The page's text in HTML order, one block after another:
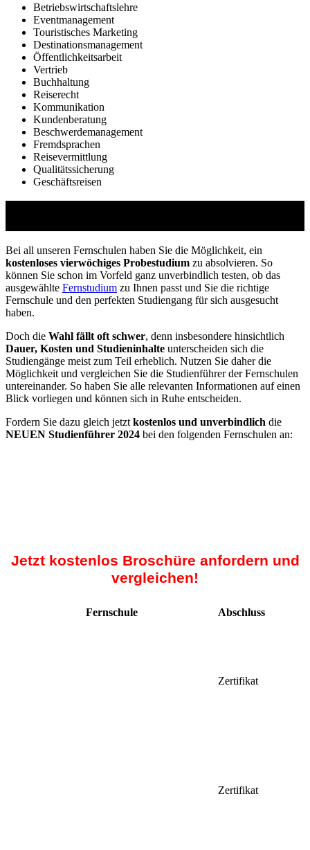
Betriebswirtschaftslehre
Eventmanagement
Touristisches Marketing
Destinationsmanagement
Öffentlichkeitsarbeit
Vertrieb
Buchhaltung
Reiserecht
Kommunikation
Kundenberatung
Beschwerdemanagement
Fremdsprachen
Reisevermittlung
Qualitätssicherung
Geschäftsreisen
Bei all unseren Fernschulen haben Sie die Möglichkeit, ein
kostenloses vierwöchiges Probestudium zu absolvieren. So
können Sie schon im Vorfeld ganz unverbindlich testen, ob das
ausgewählte Fernstudium zu Ihnen passt und Sie die richtige
Fernschule und den perfekten Studiengang für sich ausgesucht
haben.
Doch die Wahl fällt oft schwer, denn insbesondere hinsichtlich
Dauer, Kosten und Studieninhalte unterscheiden sich die
Studiengänge meist zum Teil erheblich. Nutzen Sie daher die
Möglichkeit und vergleichen Sie die Studienführer der Fernschulen
untereinander. So haben Sie alle relevanten Informationen auf einen
Blick vorliegen und können sich in Ruhe entscheiden.
Fordern Sie dazu gleich jetzt kostenlos und unverbindlich die
NEUEN Studienführer 2024 bei den folgenden Fernschulen an:
Jetzt kostenlos Broschüre anfordern und
vergleichen!
Fernschule Abschluss
Zertifikat
Zertifikat